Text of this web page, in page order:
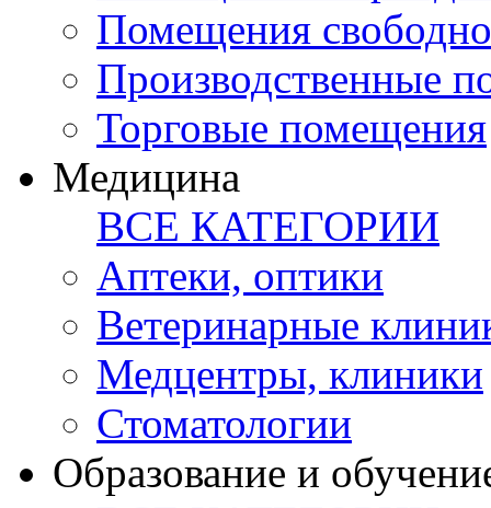
Помещения
Производственные
Торговые помещения
Медицина
ВСЕ КАТЕГОРИИ
Аптеки, оптики
Ветеринарные
Медцентры, клиники
Стоматологии
Образование и